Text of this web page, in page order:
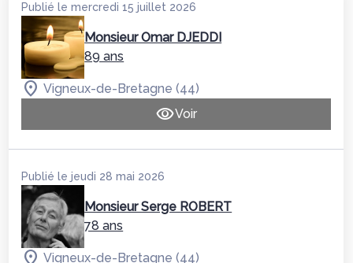
Publié le mercredi 15 juillet 2026
Monsieur Omar DJEDDI
89 ans
Vigneux-de-Bretagne (44)
Voir
Publié le jeudi 28 mai 2026
Monsieur Serge ROBERT
78 ans
Vigneux-de-Bretagne (44)